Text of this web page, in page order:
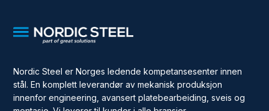
Nordic Steel er Norges ledende kompetansesenter innen
stål. En komplett leverandør av mekanisk produksjon
innenfor engineering, avansert platebearbeiding, sveis og